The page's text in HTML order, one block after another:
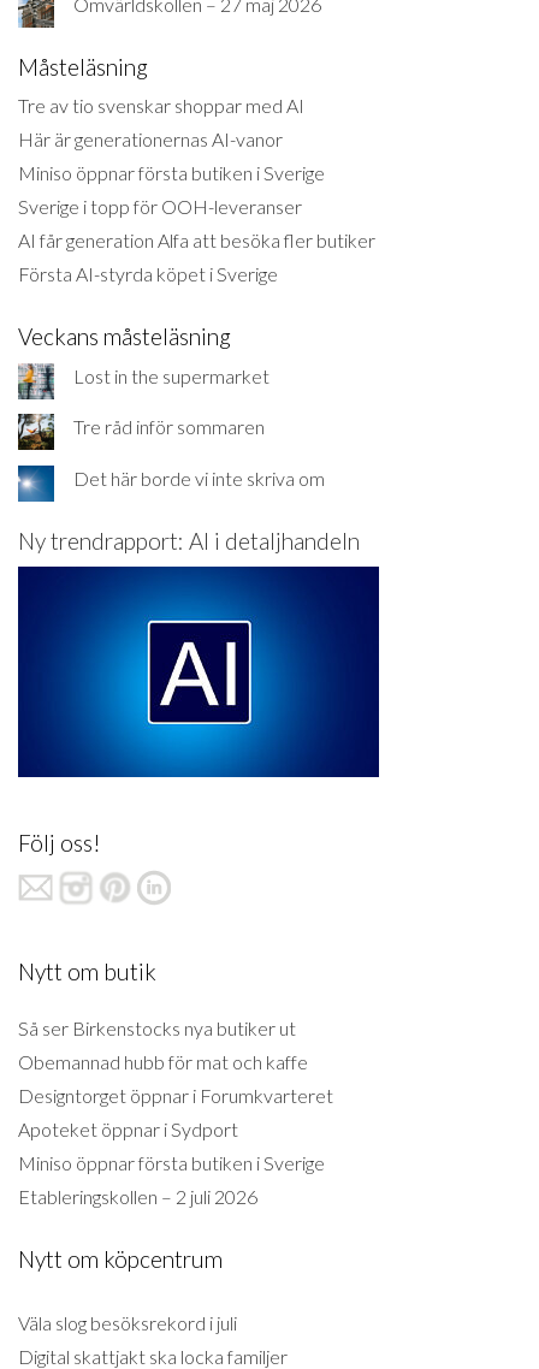
Måsteläsning
Tre av tio svenskar shoppar med AI
Här är generationernas AI-vanor
Miniso öppnar första butiken i Sverige
Sverige i topp för OOH-leveranser
AI får generation Alfa att besöka fler butiker
Första AI-styrda köpet i Sverige
Veckans måsteläsning
Lost in the supermarket
Tre råd inför sommaren
Det här borde vi inte skriva om
Ny trendrapport: AI i detaljhandeln
Följ oss!
Nytt om butik
Så ser Birkenstocks nya butiker ut
Obemannad hubb för mat och kaffe
Designtorget öppnar i Forumkvarteret
Apoteket öppnar i Sydport
Miniso öppnar första butiken i Sverige
Etableringskollen – 2 juli 2026
Nytt om köpcentrum
Väla slog besöksrekord i juli
Digital skattjakt ska locka familjer